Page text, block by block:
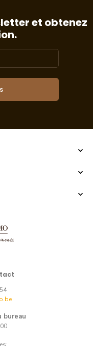
et obtenez
bureau